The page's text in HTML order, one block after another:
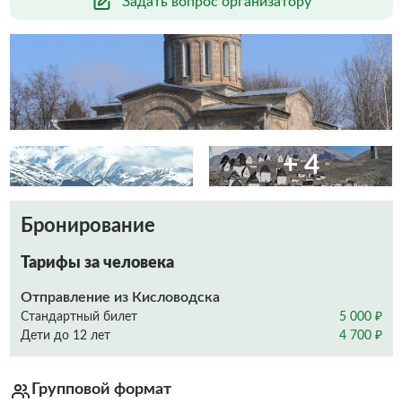
+ 4
Бронирование
Тарифы за человека
Отправление из Кисловодска
Стандартный билет
5 000 ₽
Дети до 12 лет
4 700 ₽
Групповой формат